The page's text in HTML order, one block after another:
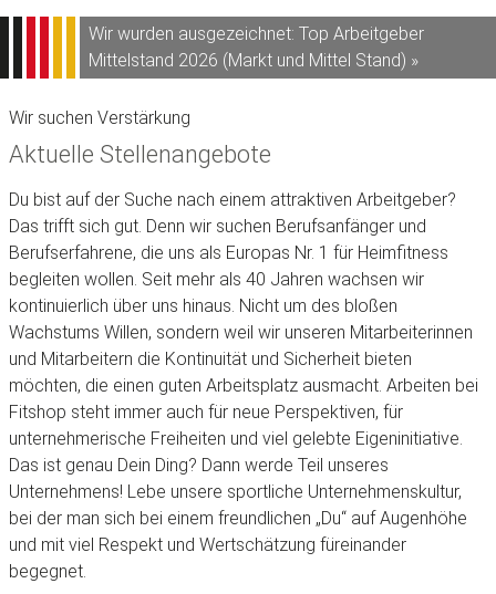
Wir wurden ausgezeichnet: Top Arbeitgeber
Mittelstand 2026 (Markt und Mittel Stand) »
Wir suchen Verstärkung
Aktuelle Stellenangebote
Du bist auf der Suche nach einem attraktiven Arbeitgeber?
Das trifft sich gut. Denn wir suchen Berufsanfänger und
Berufserfahrene, die uns als Europas Nr. 1 für Heimfitness
begleiten wollen. Seit mehr als 40 Jahren wachsen wir
kontinuierlich über uns hinaus. Nicht um des bloßen
Wachstums Willen, sondern weil wir unseren Mitarbeiterinnen
und Mitarbeitern die Kontinuität und Sicherheit bieten
möchten, die einen guten Arbeitsplatz ausmacht. Arbeiten bei
Fitshop steht immer auch für neue Perspektiven, für
unternehmerische Freiheiten und viel gelebte Eigeninitiative.
Das ist genau Dein Ding? Dann werde Teil unseres
Unternehmens! Lebe unsere sportliche Unternehmenskultur,
bei der man sich bei einem freundlichen „Du“ auf Augenhöhe
und mit viel Respekt und Wertschätzung füreinander
begegnet.